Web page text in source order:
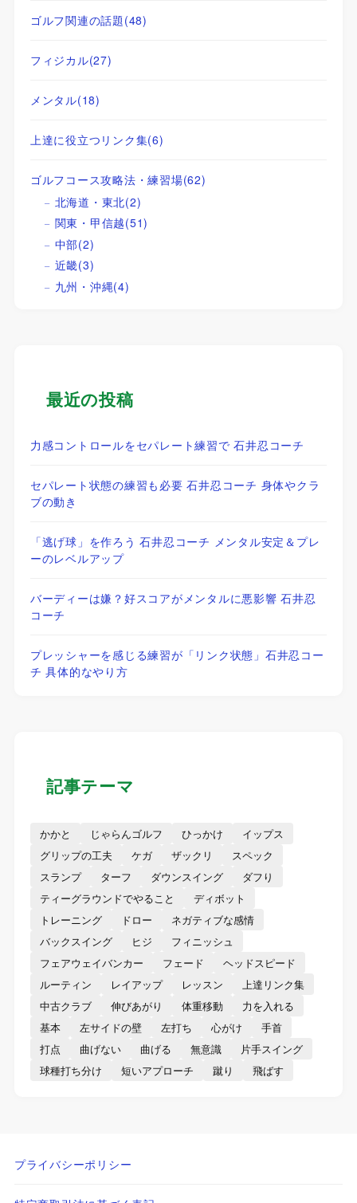
ゴルフ関連の話題(48)
フィジカル(27)
メンタル(18)
上達に役立つリンク集(6)
ゴルフコース攻略法・練習場(62)
北海道・東北(2)
関東・甲信越(51)
中部(2)
近畿(3)
九州・沖縄(4)
最近の投稿
力感コントロールをセパレート練習で 石井忍コーチ
セパレート状態の練習も必要 石井忍コーチ 身体やクラ
ブの動き
「逃げ球」を作ろう 石井忍コーチ メンタル安定＆プレ
ーのレベルアップ
バーディーは嫌？好スコアがメンタルに悪影響 石井忍
コーチ
プレッシャーを感じる練習が「リンク状態」石井忍コー
チ 具体的なやり方
記事テーマ
かかと じゃらんゴルフ ひっかけ
イップス
グリップの工夫
ケガ ザックリ
スペック
スランプ
ターフ ダウンスイング
ダフり
ティーグラウンドでやること
ディボット
トレーニング
ドロー
ネガティブな感情
バックスイング
ヒジ
フィニッシュ
フェアウェイバンカー
フェード
ヘッドスピード
ルーティン
レイアップ レッスン
上達リンク集
中古クラブ
伸びあがり 体重移動
力を入れる
基本
左サイドの壁 左打ち 心がけ
手首
打点
曲げない 曲げる 無意識
片手スイング
球種打ち分け
短いアプローチ 蹴り 飛ばす
プライバシーポリシー